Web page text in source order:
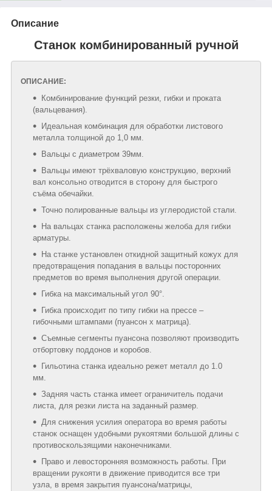
Описание
Станок комбинированный ручной
ОПИСАНИЕ:
Комбинирование функций резки, гибки и проката
(вальцевания).
Идеальная комбинация для обработки листового
металла толщиной до 1,0 мм.
Вальцы с диаметром 39мм.
Вальцы имеют трёхваловую конструкцию, верхний
вал консольно отводится в сторону для быстрого
съёма обечайки.
Точно полированные вальцы из углеродистой стали.
На вальцах станка расположены желоба для гибки
арматуры.
На станке установлен откидной защитный кожух для
предотвращения попадания в вальцы посторонних
предметов во время выполнения другой операции.
Гибка на максимальный угол 90°.
Гибка происходит по типу гибки на прессе –
гибочными штампами (пуансон х матрица).
Съемные сегменты пуансона позволяют производить
отбортовку поддонов и коробов.
Гильотина станка идеально режет металл до 1.0
мм.
Задняя часть станка имеет ограничитель подачи
листа, для резки листа на заданный размер.
Для снижения усилия оператора во время работы
станок оснащен удобными рукоятями большой длины с
противоскользящими наконечниками.
Право и левосторонняя возможность работы. При
вращении рукояти в движение приводится все три
узла, в время закрытия пуансона/матрицы,